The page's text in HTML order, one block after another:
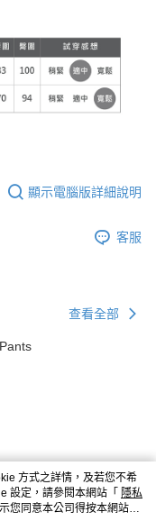
顯示電腦版詳細說明
客服
查看全部
方式之詳情，及若您不希
設定，請參閱本網站「 隱私
您同意本公司得按本網站使